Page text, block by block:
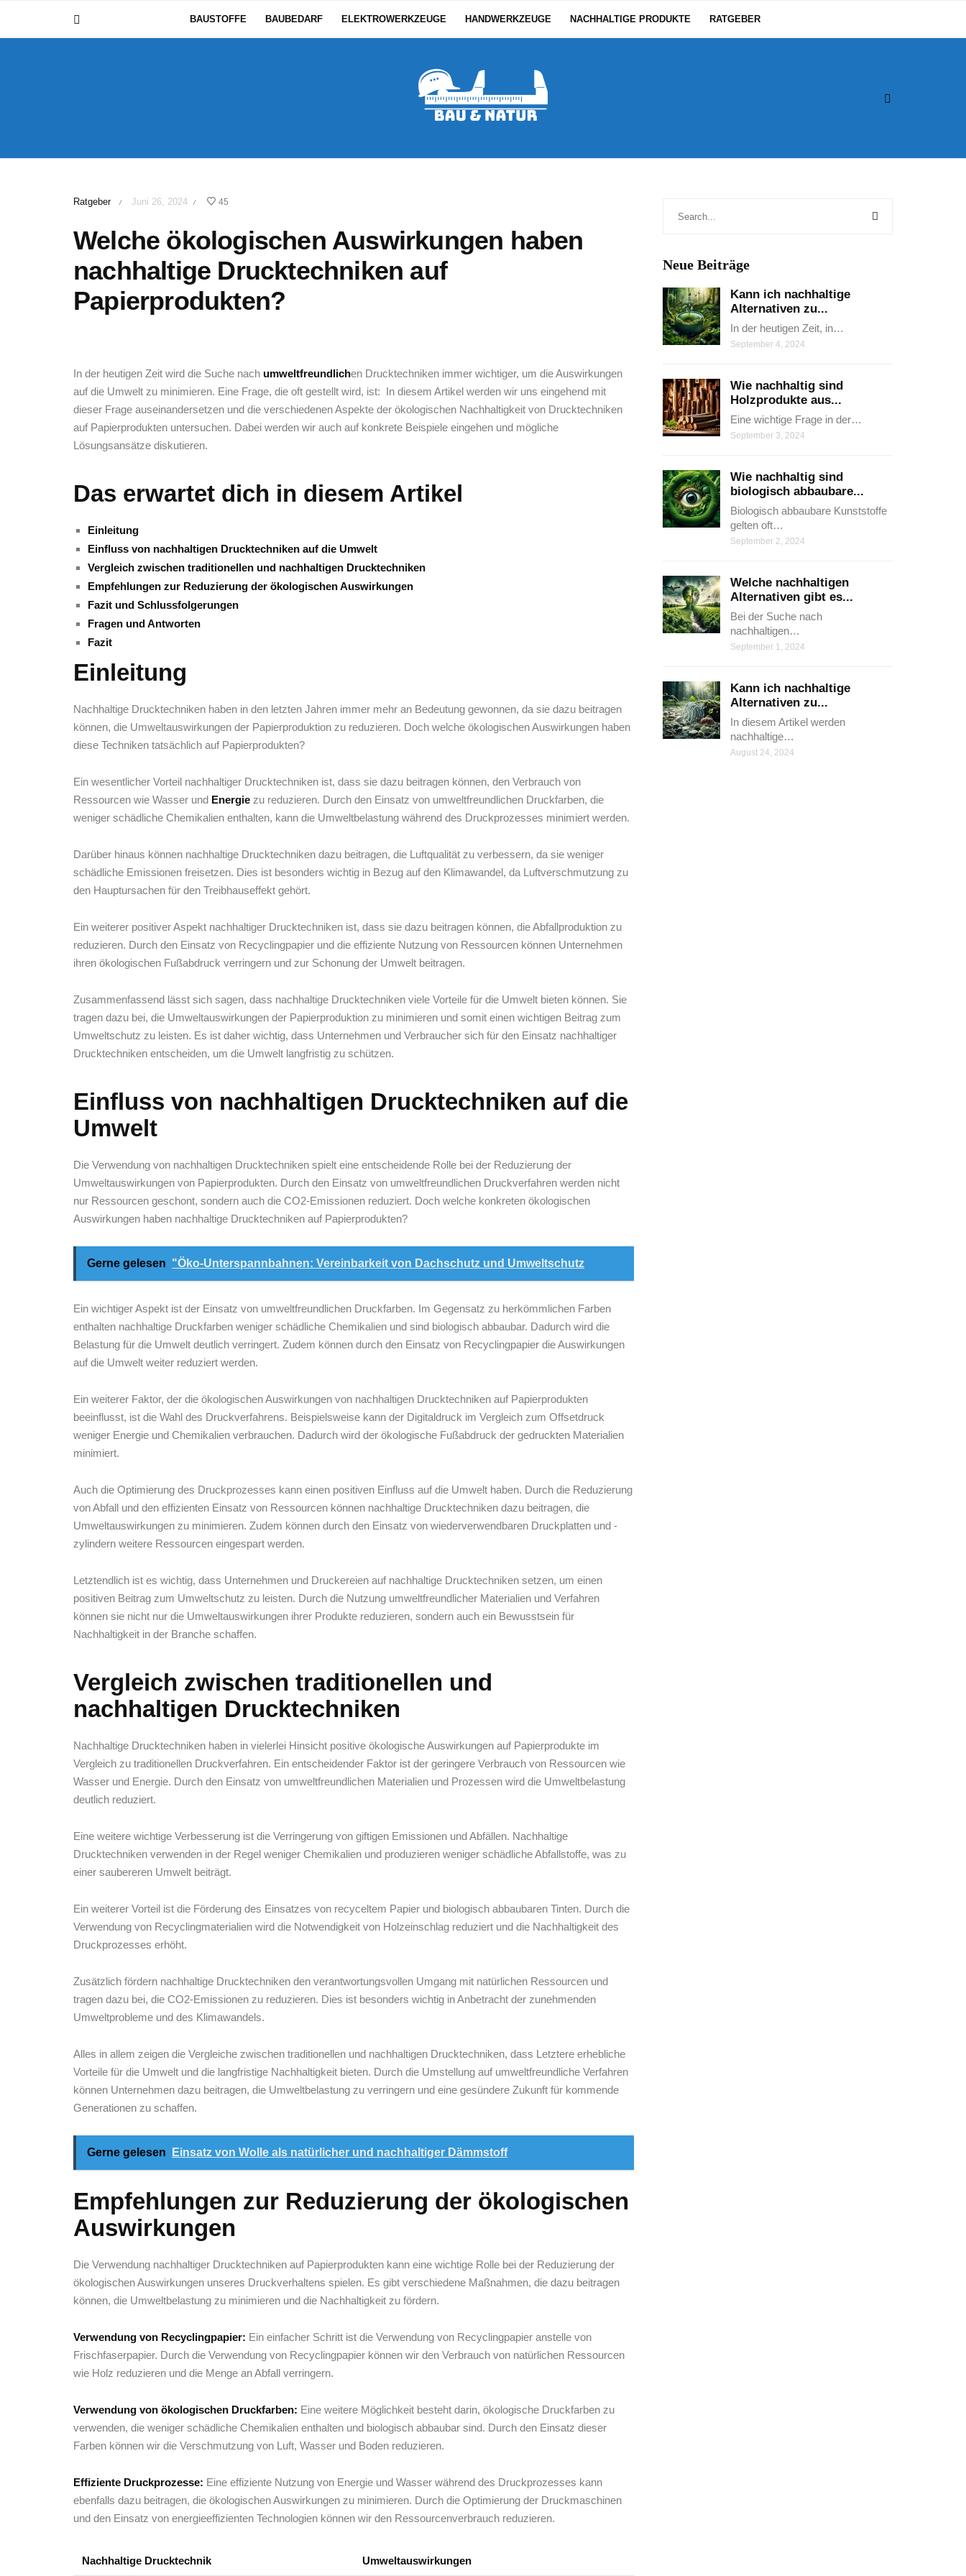
BAUSTOFFE BAUBEDARF ELEKTROWERKZEUGE HANDWERKZEUGE NACHHALTIGE PRODUKTE RATGEBER
Ratgeber / Juni 26, 2024 / 45
Welche ökologischen Auswirkungen haben
nachhaltige Drucktechniken auf
Papierprodukten?
In der heutigen Zeit wird die Suche nach umweltfreundlichen Drucktechniken immer wichtiger, um die Auswirkungen
auf die Umwelt zu minimieren.⁣ Eine⁣ Frage, die ⁣oft gestellt wird, ist: ⁣ In diesem Artikel werden wir uns eingehend mit
⁤dieser Frage auseinandersetzen und die verschiedenen Aspekte ‍der ökologischen Nachhaltigkeit ‍von Drucktechniken
⁤auf Papierprodukten ⁣untersuchen. Dabei‍ werden wir auch‍ auf konkrete Beispiele eingehen und mögliche
Lösungsansätze diskutieren.
Das erwartet dich in diesem Artikel
Einleitung
Einfluss von ⁣nachhaltigen Drucktechniken auf die Umwelt
Vergleich zwischen traditionellen und ‌nachhaltigen Drucktechniken
Empfehlungen zur Reduzierung der‍ ökologischen Auswirkungen
Fazit und Schlussfolgerungen
Fragen ‌und Antworten
Fazit
Einleitung
Nachhaltige Drucktechniken haben in den letzten Jahren immer mehr ⁣an Bedeutung gewonnen,‌ da sie dazu beitragen⁢
können, die Umweltauswirkungen⁣ der ‌Papierproduktion zu reduzieren. ⁣Doch welche ökologischen Auswirkungen haben‍
diese Techniken tatsächlich auf Papierprodukten?
Ein wesentlicher Vorteil nachhaltiger Drucktechniken ist, dass ‌sie‍ dazu beitragen können, den Verbrauch von
Ressourcen⁣ wie Wasser ​und Energie zu ⁣reduzieren. Durch den Einsatz⁢ von umweltfreundlichen Druckfarben, ‌die
weniger‍ schädliche Chemikalien enthalten, kann die‍ Umweltbelastung während des ‍Druckprozesses⁢ minimiert werden.
Darüber‍ hinaus können nachhaltige Drucktechniken dazu beitragen, die ⁤Luftqualität zu verbessern, da sie weniger
schädliche Emissionen⁤ freisetzen. Dies ist besonders ⁤wichtig in Bezug‌ auf den ⁤Klimawandel, da Luftverschmutzung ⁣zu
⁣den Hauptursachen für ‍den Treibhauseffekt gehört.
Ein ⁤weiterer positiver Aspekt nachhaltiger Drucktechniken ist,​ dass sie dazu‌ beitragen können, die Abfallproduktion ⁢zu ​
reduzieren. Durch den Einsatz von ‍Recyclingpapier und die effiziente ⁢Nutzung von ⁢Ressourcen können Unternehmen
ihren ökologischen Fußabdruck verringern und zur Schonung ‍der Umwelt beitragen.
Zusammenfassend lässt ⁤sich ⁤sagen, dass nachhaltige Drucktechniken⁢ viele Vorteile für die Umwelt bieten können. Sie
tragen‌ dazu bei, die​ Umweltauswirkungen ⁤der Papierproduktion zu minimieren und somit einen wichtigen Beitrag zum
Umweltschutz zu leisten. Es ist daher wichtig,⁣ dass Unternehmen‍ und Verbraucher‍ sich für den‍ Einsatz​ nachhaltiger
Drucktechniken entscheiden, um die Umwelt ⁢langfristig zu schützen.
Einfluss von nachhaltigen Drucktechniken auf die
Umwelt
Die ⁢Verwendung‍ von ‌nachhaltigen Drucktechniken ​spielt ⁤eine entscheidende ‌Rolle bei der ⁤Reduzierung der
Umweltauswirkungen ‌von Papierprodukten. Durch ⁢den ‌Einsatz ‌von ⁤umweltfreundlichen Druckverfahren werden nicht ​
nur Ressourcen geschont, sondern auch die CO2-Emissionen⁣ reduziert. Doch ⁢welche ​konkreten ökologischen
Auswirkungen haben nachhaltige Drucktechniken ‍auf ‍Papierprodukten?
Gerne gelesen "Öko-Unterspannbahnen: Vereinbarkeit von Dachschutz und Umweltschutz
Ein ​wichtiger Aspekt ist der Einsatz von umweltfreundlichen ‍Druckfarben. ⁤Im Gegensatz zu​ herkömmlichen Farben
‌enthalten nachhaltige Druckfarben weniger ‍schädliche Chemikalien und sind biologisch⁤ abbaubar. Dadurch wird die
Belastung für die Umwelt deutlich verringert. Zudem können durch den Einsatz von⁣ Recyclingpapier ⁢die Auswirkungen
auf⁤ die‌ Umwelt weiter reduziert ‍werden.
Ein⁢ weiterer Faktor,‌ der die ökologischen Auswirkungen von nachhaltigen‍ Drucktechniken ‍auf Papierprodukten‍
beeinflusst, ist die⁣ Wahl des Druckverfahrens. Beispielsweise kann ‌der Digitaldruck im Vergleich⁣ zum Offsetdruck
weniger⁢ Energie‌ und Chemikalien verbrauchen. Dadurch‍ wird der ökologische Fußabdruck ⁢der ⁤gedruckten ⁣Materialien
minimiert.
Auch ‍die Optimierung‍ des Druckprozesses kann einen positiven Einfluss⁣ auf die ⁤Umwelt haben. ​Durch die Reduzierung
von Abfall⁣ und den effizienten Einsatz von Ressourcen können nachhaltige⁢ Drucktechniken dazu beitragen,⁣ die
Umweltauswirkungen zu minimieren. ⁤Zudem können‌ durch den Einsatz ‌von wiederverwendbaren⁣ Druckplatten und -
zylindern⁣ weitere Ressourcen‌ eingespart ‍werden.
Letztendlich ist es wichtig, dass Unternehmen ⁤und Druckereien auf nachhaltige Drucktechniken setzen, um einen
positiven Beitrag zum Umweltschutz zu leisten. Durch die ⁣Nutzung umweltfreundlicher⁤ Materialien und ⁢Verfahren
können sie ⁤nicht nur die Umweltauswirkungen⁢ ihrer Produkte reduzieren, sondern auch ‍ein Bewusstsein ⁤für
Nachhaltigkeit in der Branche schaffen.
Vergleich ⁣zwischen ‌traditionellen ⁤und
nachhaltigen ⁣Drucktechniken
Nachhaltige⁤ Drucktechniken⁣ haben⁢ in​ vielerlei Hinsicht positive ökologische Auswirkungen​ auf Papierprodukte im
Vergleich ⁤zu traditionellen Druckverfahren. Ein entscheidender‍ Faktor ist der‍ geringere⁢ Verbrauch von‍ Ressourcen ⁤wie
⁢Wasser und Energie. Durch ‍den Einsatz von umweltfreundlichen Materialien und​ Prozessen wird die Umweltbelastung
deutlich reduziert.
Eine weitere wichtige Verbesserung​ ist die Verringerung von giftigen Emissionen und ⁣Abfällen. Nachhaltige
Drucktechniken‍ verwenden in der ⁣Regel weniger Chemikalien und produzieren weniger schädliche Abfallstoffe, was zu
einer⁢ saubereren Umwelt beiträgt.
Ein weiterer‌ Vorteil ist die Förderung des Einsatzes‍ von ​recyceltem Papier und biologisch abbaubaren Tinten. Durch die
‍Verwendung von Recyclingmaterialien wird ​die ⁤Notwendigkeit⁢ von Holzeinschlag reduziert und die Nachhaltigkeit des
Druckprozesses erhöht.
Zusätzlich fördern nachhaltige Drucktechniken den‍ verantwortungsvollen⁢ Umgang mit ⁣natürlichen ⁤Ressourcen und
tragen dazu bei, die​ CO2-Emissionen⁣ zu reduzieren. Dies ist ​besonders wichtig in Anbetracht der​ zunehmenden
Umweltprobleme ⁤und des Klimawandels.
Alles in allem zeigen die Vergleiche zwischen​ traditionellen und nachhaltigen ⁢Drucktechniken, dass Letztere erhebliche​
Vorteile für die⁤ Umwelt und die langfristige Nachhaltigkeit bieten. Durch die Umstellung​ auf ‌umweltfreundliche ​Verfahren
können Unternehmen dazu ‌beitragen, die Umweltbelastung zu verringern und eine gesündere​ Zukunft für ‍kommende
Generationen zu schaffen.
Gerne gelesen Einsatz von Wolle als natürlicher und nachhaltiger Dämmstoff
Empfehlungen zur Reduzierung der ökologischen
⁢Auswirkungen
Die Verwendung ​nachhaltiger⁣ Drucktechniken auf Papierprodukten kann eine wichtige Rolle bei der Reduzierung ⁤der
ökologischen Auswirkungen unseres Druckverhaltens spielen. Es gibt verschiedene Maßnahmen, die dazu beitragen
können, die Umweltbelastung‌ zu minimieren​ und die Nachhaltigkeit zu fördern.
Verwendung ‍von ⁤Recyclingpapier: Ein einfacher​ Schritt ist die Verwendung von‌ Recyclingpapier‌ anstelle von
Frischfaserpapier. Durch die Verwendung von⁢ Recyclingpapier ⁣können wir den‌ Verbrauch ⁢von natürlichen⁤ Ressourcen‌
wie Holz⁣ reduzieren und die Menge ⁢an Abfall⁤ verringern.
Verwendung von ökologischen Druckfarben: Eine weitere Möglichkeit besteht darin, ökologische Druckfarben zu
verwenden, die weniger ‌schädliche Chemikalien enthalten‍ und biologisch ⁤abbaubar sind. Durch ‍den⁤ Einsatz dieser⁤
Farben können ⁣wir​ die Verschmutzung von​ Luft, Wasser‍ und Boden⁢ reduzieren.
Effiziente ‍Druckprozesse: Eine effiziente Nutzung von⁢ Energie‍ und⁢ Wasser während des Druckprozesses ⁤kann‌
ebenfalls dazu ⁣beitragen, die ökologischen Auswirkungen zu‍ minimieren.​ Durch ⁣die Optimierung ‌der Druckmaschinen
und den Einsatz ‍von energieeffizienten Technologien ⁤können⁤ wir den Ressourcenverbrauch reduzieren.
Nachhaltige Drucktechnik Umweltauswirkungen
Neue Beiträge
Kann ich nachhaltige
Alternativen zu...
In der heutigen Zeit, in…
September 4, 2024
Wie nachhaltig sind
Holzprodukte aus...
Eine wichtige Frage in der…
September 3, 2024
Wie nachhaltig sind
biologisch abbaubare...
Biologisch abbaubare Kunststoffe
gelten oft…
September 2, 2024
Welche nachhaltigen
Alternativen gibt es...
Bei der Suche nach
nachhaltigen…
September 1, 2024
Kann ich nachhaltige
Alternativen zu...
In diesem Artikel werden
nachhaltige…
August 24, 2024